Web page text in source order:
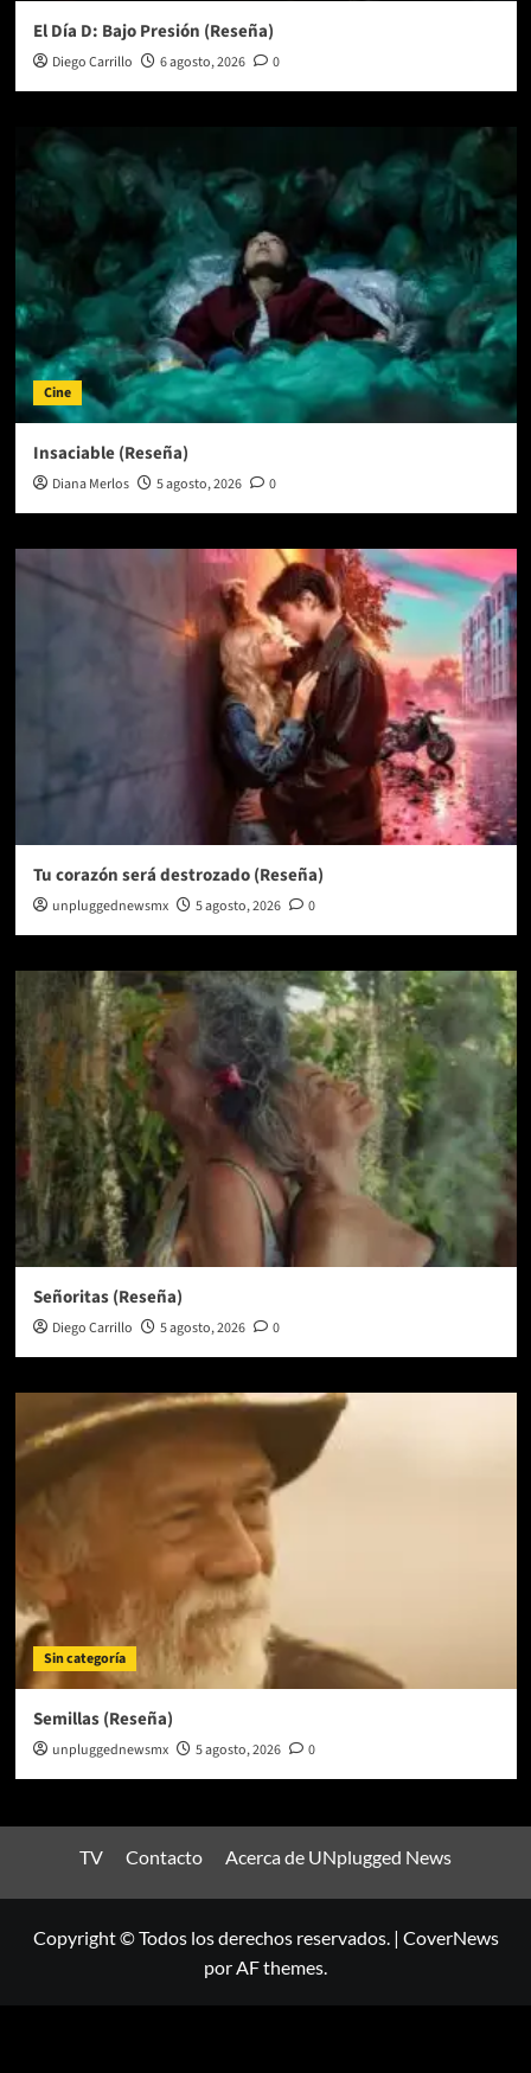
El Día D: Bajo Presión (Reseña)
Diego Carrillo 6 agosto, 2026 0
Cine
Insaciable (Reseña)
Diana Merlos 5 agosto, 2026 0
Tu corazón será destrozado (Reseña)
unpluggednewsmx 5 agosto, 2026 0
Señoritas (Reseña)
Diego Carrillo 5 agosto, 2026 0
Sin categoría
Semillas (Reseña)
unpluggednewsmx 5 agosto, 2026 0
TV Contacto Acerca de UNplugged News
Copyright © Todos los derechos reservados. | CoverNews
por AF themes.